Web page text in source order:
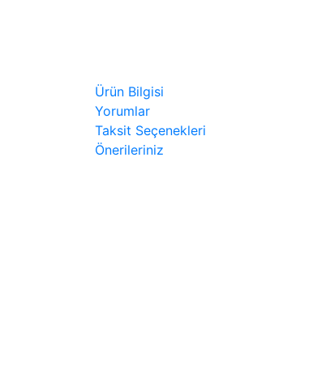
Ürün Bilgisi
Yorumlar
Taksit Seçenekleri
Önerileriniz